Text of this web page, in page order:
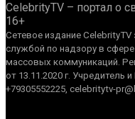
CelebrityTV – портал о
16+
Сетевое издание
службой по надзору в
массовых коммуникаций.
от 13.11.2020 г. Учредитель
+79305552225, celebritytv-